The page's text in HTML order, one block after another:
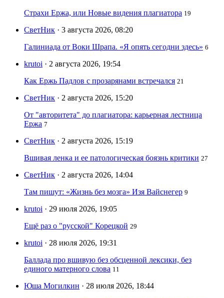
Страхи Ержа, или Новые видения плагиатора 19
СветНик · 3 августа 2026, 08:20
Галиниада от Воки Шрапа. «Я опять сегодни здесь» 6
krutoi · 2 августа 2026, 19:54
Как Ержь Падлов с прозарянами встречался 21
СветНик · 2 августа 2026, 15:20
От "авторитета" до плагиатора: карьерная лестница
Ержа 7
СветНик · 2 августа 2026, 15:19
Вшивая ленка и ее патологическая боязнь критики 27
СветНик · 2 августа 2026, 14:04
Там пишут: «Жизнь без мозга» Изя Вайснегер 9
krutoi · 29 июля 2026, 19:05
Ещё раз о "русской" Корецкой 29
krutoi · 28 июля 2026, 19:31
Баллада про вшивую без обсценной лексики, без
единого матерного слова 11
Юша Могилкин · 28 июля 2026, 18:44